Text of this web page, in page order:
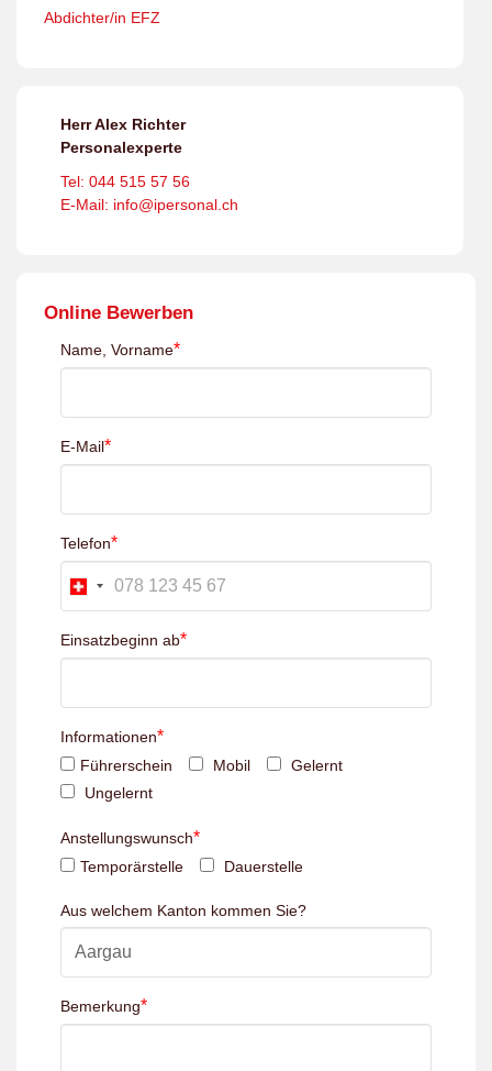
Abdichter/in EFZ
Herr Alex Richter
Personalexperte
Tel: 044 515 57 56
E-Mail: info@ipersonal.ch
Online Bewerben
Name, Vorname*
E-Mail*
Telefon*
Einsatzbeginn ab*
Informationen*
Führerschein Mobil
Gelernt
Ungelernt
Anstellungswunsch*
Temporärstelle Dauerstelle
Aus welchem Kanton kommen Sie?
Bemerkung*